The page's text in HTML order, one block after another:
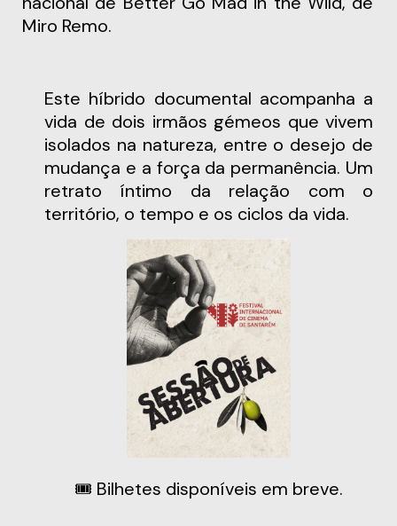
Miro Remo.
Este híbrido documental acompanha a
vida de dois irmãos gémeos que vivem
isolados na natureza, entre o desejo de
mudança e a força da permanência. Um
retrato íntimo da relação com o
território, o tempo e os ciclos da vida.
🎟️ Bilhetes disponíveis em breve.